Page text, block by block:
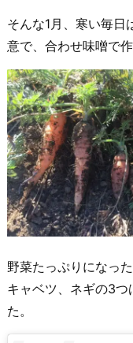
そんな1月、寒い毎日
意で、合わせ味噌で
野菜たっぷりになっ
キャベツ、ネギの3
た。